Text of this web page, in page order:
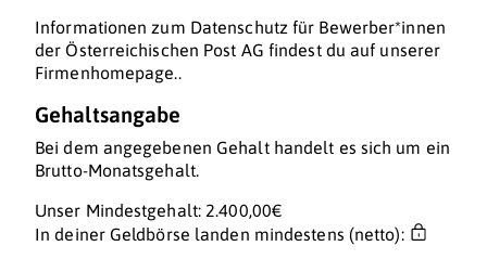
Informationen zum Datenschutz für Bewerber*innen
der Österreichischen Post AG findest du auf unserer
Firmenhomepage..
Gehaltsangabe
Bei dem angegebenen Gehalt handelt es sich um ein
Brutto-Monatsgehalt.
Unser Mindestgehalt: 2.400,00€
In deiner Geldbörse landen mindestens (netto):